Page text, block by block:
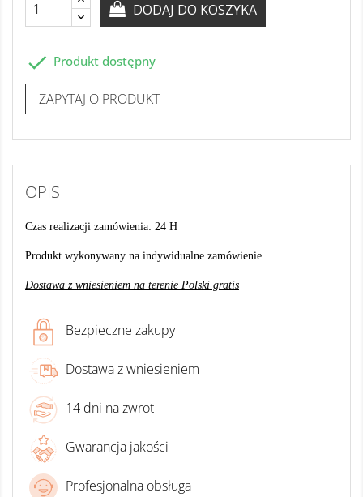
OPIS
Czas realizacji zamówienia: 24 H
Produkt wykonywany na indywidualne zamówienie
Dostawa z wniesieniem na terenie Polski gratis
Bezpieczne zakupy
Dostawa z wniesieniem
14 dni na zwrot
Gwarancja jakości
Profesjonalna obsługa
DODAJ DO KOSZYKA
 Produkt dostępny
ZAPYTAJ O PRODUKT